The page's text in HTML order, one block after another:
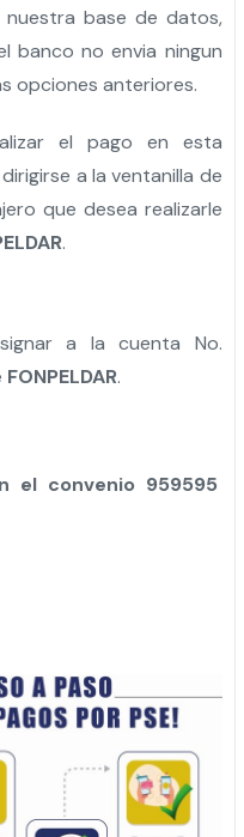
base de datos,
banco no envia ningun
opciones anteriores.
el pago en esta
a la ventanilla de
que desea realizarle
.
a la cuenta No.
FONPELDAR.
el convenio 959595